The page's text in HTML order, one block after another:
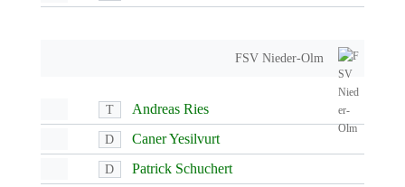
FSV Nieder-Olm
T Andreas Ries
D Caner Yesilvurt
D Patrick Schuchert